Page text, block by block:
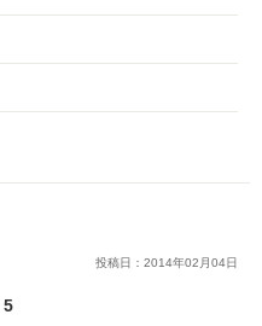
投稿日： 2014年02 月04日
5